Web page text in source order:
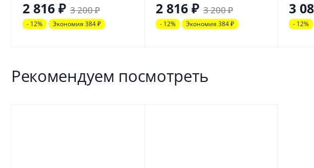
2 816 ₽ 3 200₽
- 12% Экономия 384₽
2 816 ₽ 3 200₽
- 12% Экономия 384₽
3
- 12%
Рекомендуем посмотреть